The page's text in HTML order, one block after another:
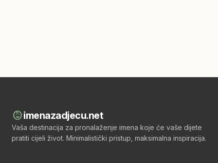
child_careimenazadjecu.net
Vaša destinacija za pronalaženje imena koje će vaše dijete
pratiti cijeli život. Minimalistički pristup, maksimalna inspiracija.